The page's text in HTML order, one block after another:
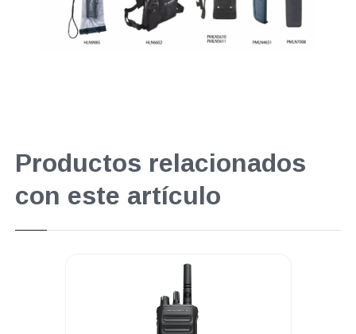
Productos relacionados
con este artículo